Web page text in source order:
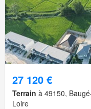
27 120 €
Terrain à 49150,
Loire